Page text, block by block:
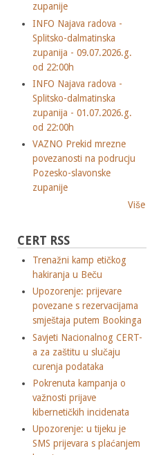
zupanije
INFO Najava radova -
Splitsko-dalmatinska
zupanija - 09.07.2026.g.
od 22:00h
INFO Najava radova -
Splitsko-dalmatinska
zupanija - 01.07.2026.g.
od 22:00h
VAZNO Prekid mrezne
povezanosti na podrucju
Pozesko-slavonske
zupanije
Više
CERT RSS
Trenažni kamp etičkog
hakiranja u Beču
Upozorenje: prijevare
povezane s rezervacijama
smještaja putem Bookinga
Savjeti Nacionalnog CERT-
a za zaštitu u slučaju
curenja podataka
Pokrenuta kampanja o
važnosti prijave
kibernetičkih incidenata
Upozorenje: u tijeku je
SMS prijevara s plaćanjem